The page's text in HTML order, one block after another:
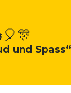
und Spass“